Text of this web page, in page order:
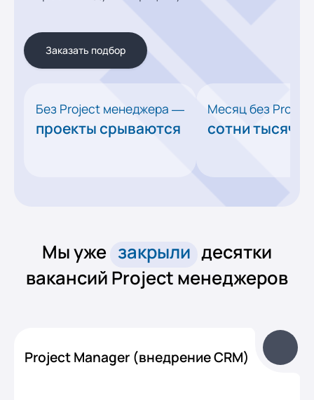
Заказать подбор
Без Project менеджера —
проекты срываются
Месяц без
сотни тысяч
Мы уже закрыли десятки
вакансий Project менеджеров
Project Manager (внедрение CRM)